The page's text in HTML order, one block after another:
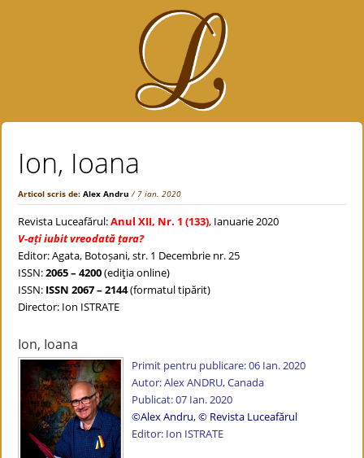
Ion, Ioana
Articol scris de:Alex Andru / 7 ian. 2020
Revista Luceafărul:Anul XII, Nr. 1 (133), Ianuarie 2020
V-ați iubit vreodată țara?
Editor: Agata, Botoșani, str. 1 Decembrie nr. 25
ISSN:2065 – 4200(ediţia online)
ISSN: ISSN 2067 – 2144(formatul tipărit)
Director: Ion ISTRATE
Ion, Ioana
Primit pentru publicare: 06 Ian. 2020
Autor: Alex ANDRU, Canada
Publicat: 07 Ian. 2020
©Alex Andru,© Revista Luceafărul
Editor: Ion ISTRATE